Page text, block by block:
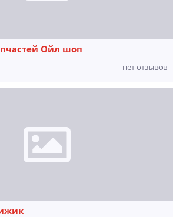
Ойл шоп
нет отзывов